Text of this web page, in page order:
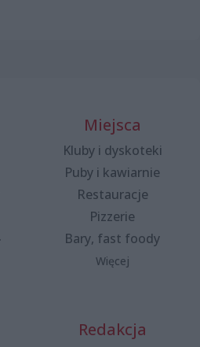
Miejsca
Kluby i dyskoteki
Puby i kawiarnie
Restauracje
Pizzerie
Bary, fast foody
Więcej
Redakcja